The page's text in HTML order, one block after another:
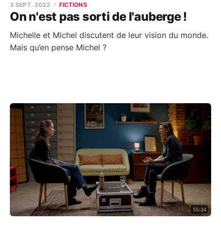
On n'est pas sorti de l'auberge !
3 SEPT. 2022 FICTIONS
Michelle et Michel discutent de leur vision du monde.
Mais qu’en pense Michel ?
55:34